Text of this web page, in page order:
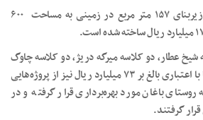
این آموزشگاه سه کلاسه با زیربنای ۱۵۷ متر مربع در زمینی به مساحت ۶۰۰
عطار، دو کلاسه میرگه دریژ، دو کلاسه چاوگ
و سه کلاسه سیف علیا جمعا با اعتباری بالغ بر ۷۳ میلیارد ریال نیز از پروژه‌هایی
باغان مورد بهره‌برداری قرار گرفته و در
گرفتند.